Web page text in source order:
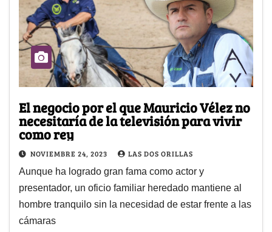
El negocio por el que Mauricio Vélez no
necesitaría de la televisión para vivir
como rey
NOVIEMBRE 24, 2023 LAS DOS ORILLAS
Aunque ha logrado gran fama como actor y
presentador, un oficio familiar heredado mantiene al
hombre tranquilo sin la necesidad de estar frente a las
cámaras